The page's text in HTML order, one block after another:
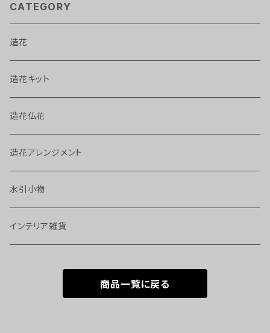
CATEGORY
造花
造花キット
造花仏花
造花アレンジメント
水引小物
インテリア雑貨
商品一覧に戻る